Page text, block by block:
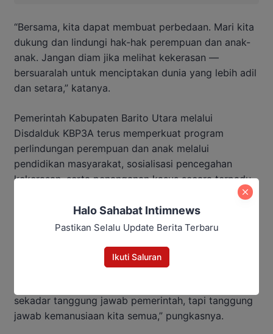
“Bersama, kita dapat membuat perbedaan. Mari kita
dukung dan lindungi hak-hak perempuan dan anak-
anak. Jangan diam jika melihat kekerasan —
bersuaralah untuk menciptakan dunia yang lebih adil
dan setara,” katanya.
Pemerintah Kabupaten Barito Utara melalui
Disdalduk KBP3A terus memperkuat program
perlindungan perempuan dan anak melalui
pendidikan masyarakat, sosialisasi pencegahan
kekerasan, serta penanganan kasus secara terpadu
kepolisian dan lembaga layanan sosial.
masyarakat yang lebih peduli, berempati, dan
berkomitmen melindungi hak-hak perempuan dan
sekadar tanggung jawab pemerintah, tapi tanggung
jawab kemanusiaan kita semua,” pungkasnya.
Halo Sahabat Intimnews
Pastikan Selalu Update Berita Terbaru
Ikuti Saluran